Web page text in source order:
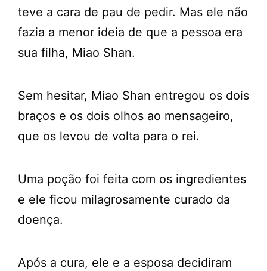
teve a cara de pau de pedir. Mas ele não
fazia a menor ideia de que a pessoa era
sua filha, Miao Shan.
Sem hesitar, Miao Shan entregou os dois
braços e os dois olhos ao mensageiro,
que os levou de volta para o rei.
Uma poção foi feita com os ingredientes
e ele ficou milagrosamente curado da
doença.
Após a cura, ele e a esposa decidiram